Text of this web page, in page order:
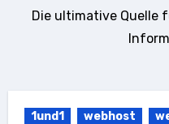
Die ultimative Quelle
1und1 webhost